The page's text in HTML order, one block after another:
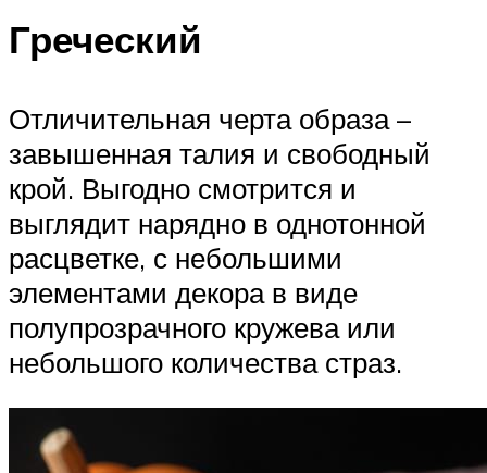
Греческий
Отличительная черта образа –
завышенная талия и свободный
крой. Выгодно смотрится и
выглядит нарядно в однотонной
расцветке, с небольшими
элементами декора в виде
полупрозрачного кружева или
небольшого количества страз.